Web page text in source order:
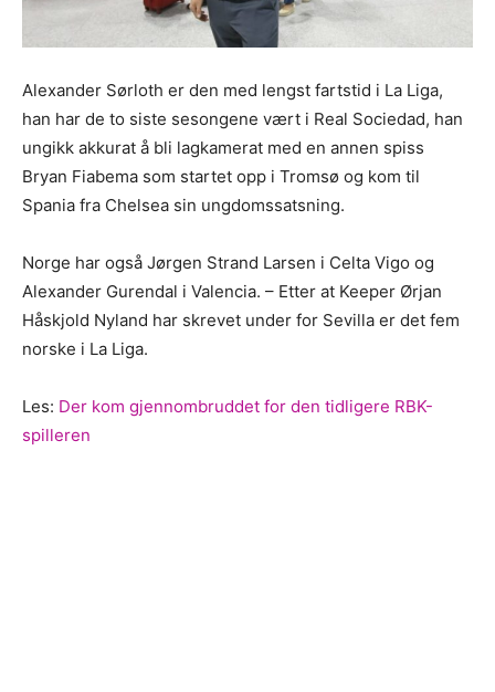
Alexander Sørloth er den med lengst fartstid i La Liga,
han har de to siste sesongene vært i Real Sociedad, han
ungikk akkurat å bli lagkamerat med en annen spiss
Bryan Fiabema som startet opp i Tromsø og kom til
Spania fra Chelsea sin ungdomssatsning.
Norge har også Jørgen Strand Larsen i Celta Vigo og
Alexander Gurendal i Valencia. – Etter at Keeper Ørjan
Håskjold Nyland har skrevet under for Sevilla er det fem
norske i La Liga.
Les: Der kom gjennombruddet for den tidligere RBK-
spilleren